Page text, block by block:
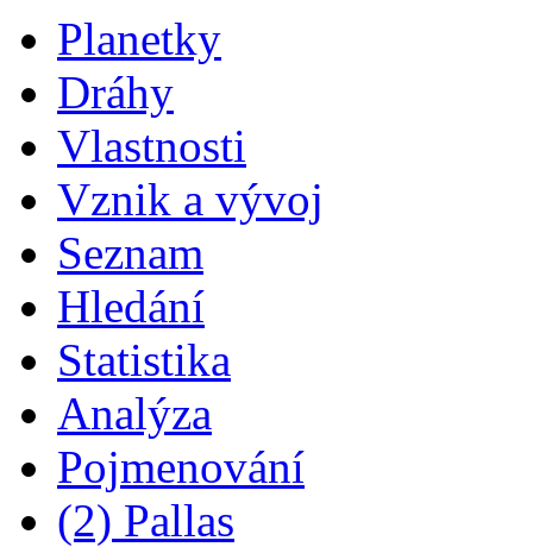
Planetky
Dráhy
Vlastnosti
Vznik a vývoj
Seznam
Hledání
Statistika
Analýza
Pojmenování
(2) Pallas